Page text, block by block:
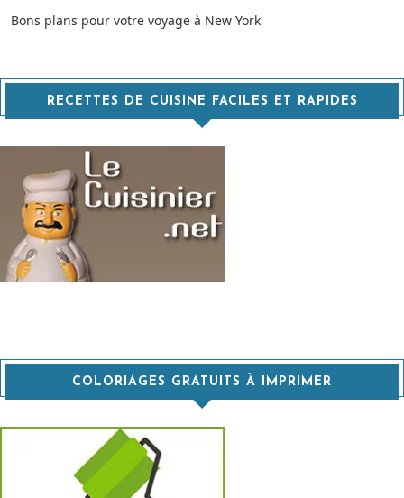
Bons plans pour votre voyage à New York
RECETTES DE CUISINE FACILES ET RAPIDES
COLORIAGES GRATUITS À IMPRIMER